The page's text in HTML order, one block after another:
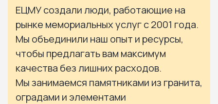
ЕЦМУ создали люди, работающие на
рынке мемориальных услуг с 2001 года.
Мы объединили наш опыт и ресурсы,
чтобы предлагать вам максимум
качества без лишних расходов.
Мы занимаемся памятниками из гранита,
оградами и элементами